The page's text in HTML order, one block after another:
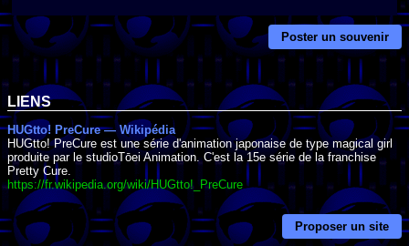
Poster un souvenir
LIENS
HUGtto! PreCure — Wikipédia
HUGtto! PreCure est une série d'animation japonaise de type magical girl
produite par le studioTōei Animation. C'est la 15e série de la franchise
Pretty Cure.
https://fr.wikipedia.org/wiki/HUGtto!_PreCure
Proposer un site